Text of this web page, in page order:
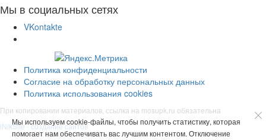
Мы в социальных сетях
VKontakte
Политика конфиденциальности
Согласие на обработку персональных данных
Политика использования cookies
При копировании материалов, ссылка на mosupk.ru обязательна
iNikSite - создание сайтов
Мы используем cookie-файлы, чтобы получить статистику, которая
помогает нам обеспечивать вас лучшим контентом. Отключение